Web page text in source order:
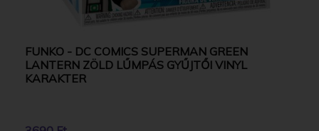
FUNKO - DC COMICS SUPERMAN GREEN
LANTERN ZÖLD LŰMPÁS GYŰJTŐI VINYL
KARAKTER